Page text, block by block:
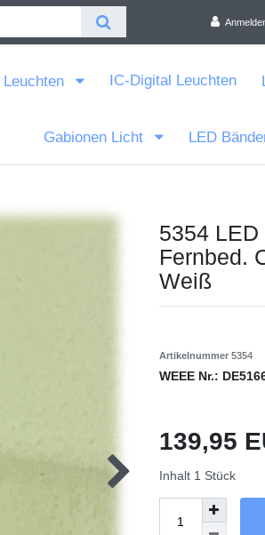
IC-Digital Leuchten
Gabionen Licht LED
5354
Fernbed.
Weiß
Artikelnummer 5354
WEEE Nr.:
139,95
Inhalt 1 Stück